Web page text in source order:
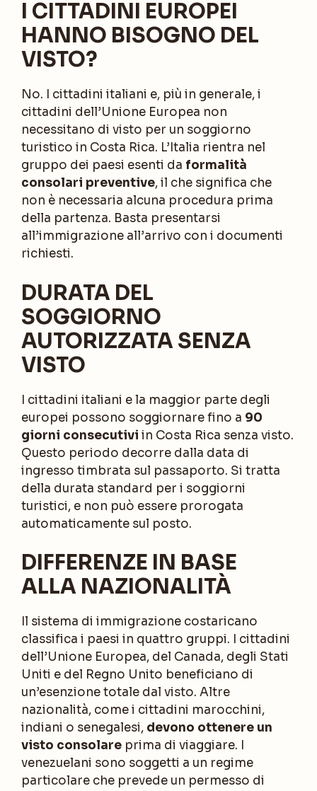
I CITTADINI EUROPEI
HANNO BISOGNO DEL
VISTO?
No. I cittadini italiani e, più in generale, i
cittadini dell’Unione Europea non
necessitano di visto per un soggiorno
turistico in Costa Rica. L’Italia rientra nel
gruppo dei paesi esenti da formalità
consolari preventive, il che significa che
non è necessaria alcuna procedura prima
della partenza. Basta presentarsi
all’immigrazione all’arrivo con i documenti
richiesti.
DURATA DEL
SOGGIORNO
AUTORIZZATA SENZA
VISTO
I cittadini italiani e la maggior parte degli
europei possono soggiornare fino a 90
giorni consecutivi in Costa Rica senza visto.
Questo periodo decorre dalla data di
ingresso timbrata sul passaporto. Si tratta
della durata standard per i soggiorni
turistici, e non può essere prorogata
automaticamente sul posto.
DIFFERENZE IN BASE
ALLA NAZIONALITÀ
Il sistema di immigrazione costaricano
classifica i paesi in quattro gruppi. I cittadini
dell’Unione Europea, del Canada, degli Stati
Uniti e del Regno Unito beneficiano di
un’esenzione totale dal visto. Altre
nazionalità, come i cittadini marocchini,
indiani o senegalesi, devono ottenere un
visto consolare prima di viaggiare. I
venezuelani sono soggetti a un regime
particolare che prevede un permesso di